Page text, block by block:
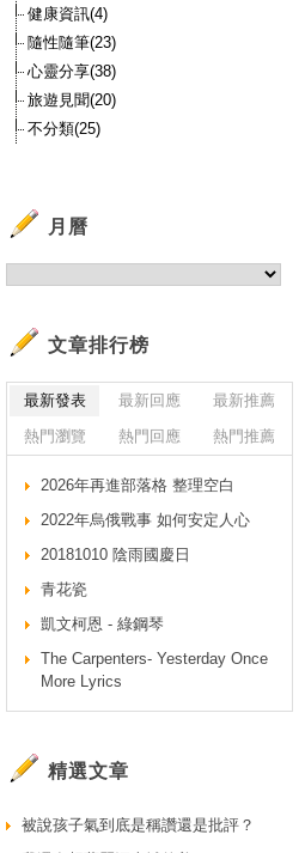
健康資訊(4)
隨性隨筆(23)
心靈分享(38)
旅遊見聞(20)
不分類(25)
月曆
文章排行榜
最新發表 最新回應
最新推薦
熱門瀏覽
熱門回應 熱門推薦
2026年再進部落格 整理空白
2022年烏俄戰事 如何安定人心
20181010 陰雨國慶日
青花瓷
凱文柯恩 - 綠鋼琴
The Carpenters- Yesterday Once
More Lyrics
精選文章
被說孩子氣到底是稱讚還是批評？